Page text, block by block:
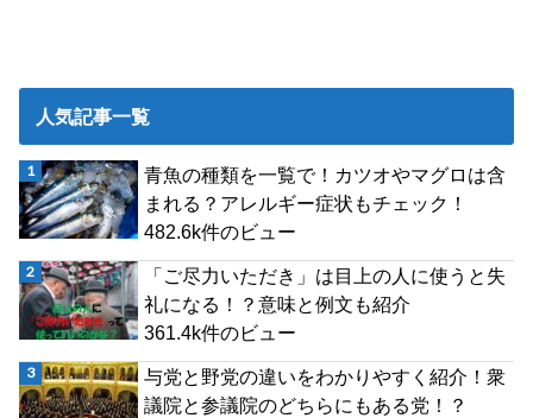
人気記事一覧
青魚の種類を一覧で！カツオやマグロは含
まれる？アレルギー症状もチェック！
482.6k件のビュー
「ご尽力いただき」は目上の人に使うと失
礼になる！？意味と例文も紹介
361.4k件のビュー
与党と野党の違いをわかりやすく紹介！衆
議院と参議院のどちらにもある党！？